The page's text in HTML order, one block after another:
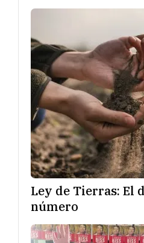
Ley de Tierras: El
número